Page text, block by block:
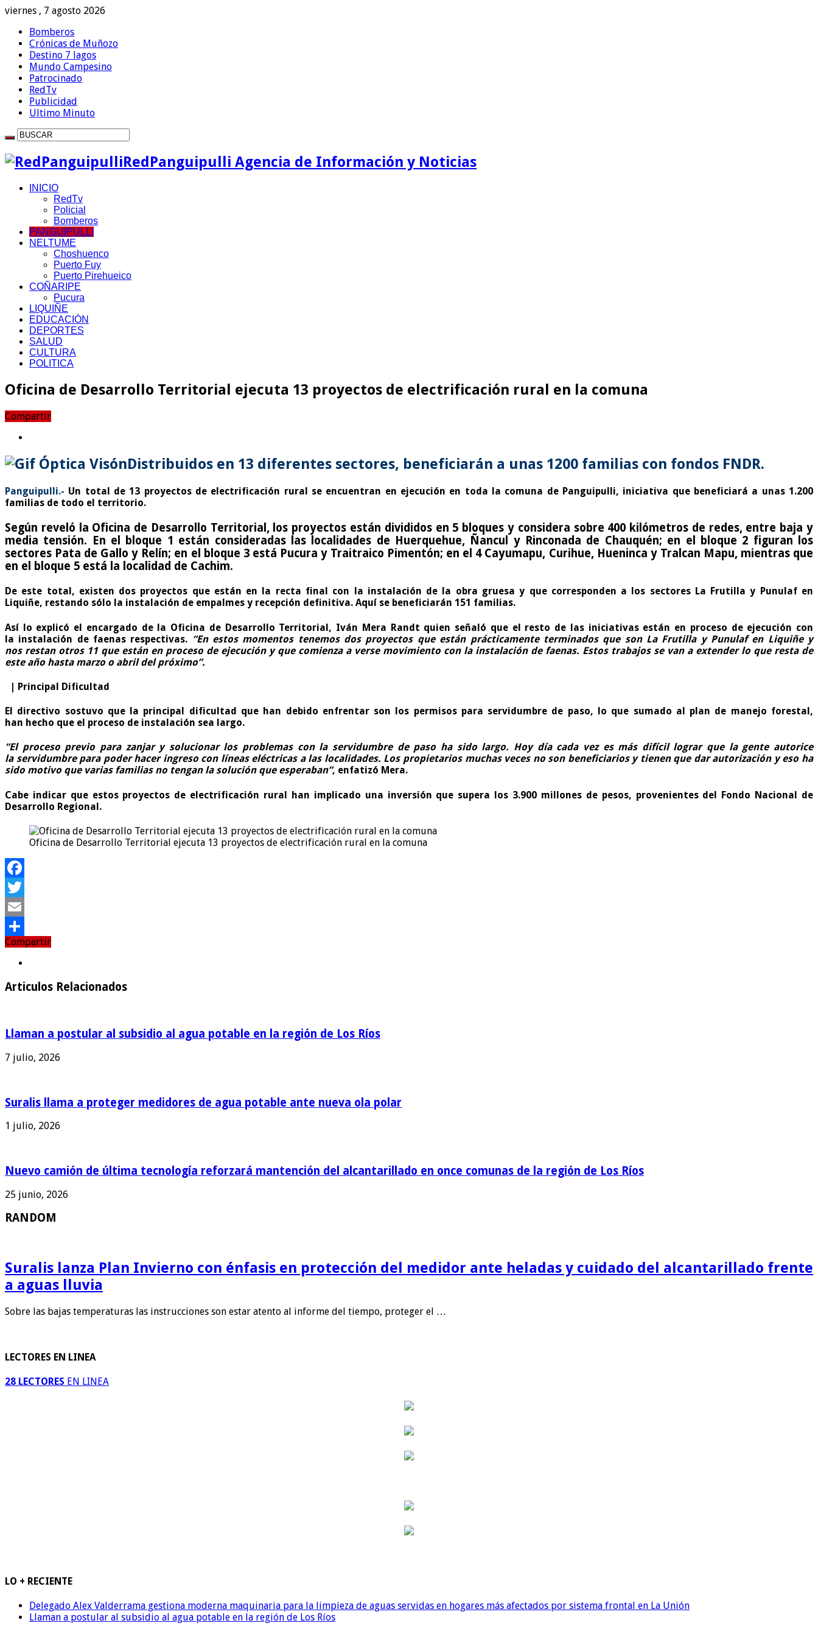
viernes , 7 agosto 2026
Bomberos
Crónicas de Muñozo
Destino 7 lagos
Mundo Campesino
Patrocinado
RedTv
Publicidad
Ultimo Minuto
RedPanguipulli Agencia de Información y Noticias
INICIO
RedTv
Policial
Bomberos
PANGUIPULLI
NELTUME
Choshuenco
Puerto Fuy
Puerto Pirehueico
COÑARIPE
Pucura
LIQUIÑE
EDUCACIÓN
DEPORTES
SALUD
CULTURA
POLITICA
Oficina de Desarrollo Territorial ejecuta 13 proyectos de electrificación rural en la comuna
Compartir
Distribuidos en 13 diferentes sectores, beneficiarán a unas 1200 familias con fondos FNDR.
Panguipulli.- Un total de 13 proyectos de electrificación rural se encuentran en ejecución en toda la comuna de Panguipulli, iniciativa que beneficiará a unas 1.200
familias de todo el territorio.
Según reveló la Oficina de Desarrollo Territorial, los proyectos están divididos en 5 bloques y considera sobre 400 kilómetros de redes, entre baja y
media tensión. En el bloque 1 están consideradas las localidades de Huerquehue, Ñancul y Rinconada de Chauquén; en el bloque 2 figuran los
sectores Pata de Gallo y Relín; en el bloque 3 está Pucura y Traitraico Pimentón; en el 4 Cayumapu, Curihue, Hueninca y Tralcan Mapu, mientras que
en el bloque 5 está la localidad de Cachim.
De este total, existen dos proyectos que están en la recta final con la instalación de la obra gruesa y que corresponden a los sectores La Frutilla y Punulaf en
Liquiñe, restando sólo la instalación de empalmes y recepción definitiva. Aquí se beneficiarán 151 familias.
Así lo explicó el encargado de la Oficina de Desarrollo Territorial, Iván Mera Randt quien señaló que el resto de las iniciativas están en proceso de ejecución con
la instalación de faenas respectivas. “En estos momentos tenemos dos proyectos que están prácticamente terminados que son La Frutilla y Punulaf en Liquiñe y
nos restan otros 11 que están en proceso de ejecución y que comienza a verse movimiento con la instalación de faenas. Estos trabajos se van a extender lo que resta de
este año hasta marzo o abril del próximo”.
| Principal Dificultad
El directivo sostuvo que la principal dificultad que han debido enfrentar son los permisos para servidumbre de paso, lo que sumado al plan de manejo forestal,
han hecho que el proceso de instalación sea largo.
“El proceso previo para zanjar y solucionar los problemas con la servidumbre de paso ha sido largo. Hoy día cada vez es más difícil lograr que la gente autorice
la servidumbre para poder hacer ingreso con líneas eléctricas a las localidades. Los propietarios muchas veces no son beneficiarios y tienen que dar autorización y eso ha
sido motivo que varias familias no tengan la solución que esperaban”, enfatizó Mera.
Cabe indicar que estos proyectos de electrificación rural han implicado una inversión que supera los 3.900 millones de pesos, provenientes del Fondo Nacional de
Desarrollo Regional.
Oficina de Desarrollo Territorial ejecuta 13 proyectos de electrificación rural en la comuna
Facebook
Twitter
Email
Compartir
Compartir
Articulos Relacionados
Llaman a postular al subsidio al agua potable en la región de Los Ríos
7 julio, 2026
Suralis llama a proteger medidores de agua potable ante nueva ola polar
1 julio, 2026
Nuevo camión de última tecnología reforzará mantención del alcantarillado en once comunas de la región de Los Ríos
25 junio, 2026
RANDOM
Suralis lanza Plan Invierno con énfasis en protección del medidor ante heladas y cuidado del alcantarillado frente
a aguas lluvia
Sobre las bajas temperaturas las instrucciones son estar atento al informe del tiempo, proteger el …
LECTORES EN LINEA
28 LECTORES EN LINEA
LO + RECIENTE
Delegado Alex Valderrama gestiona moderna maquinaria para la limpieza de aguas servidas en hogares más afectados por sistema frontal en La Unión
Llaman a postular al subsidio al agua potable en la región de Los Ríos